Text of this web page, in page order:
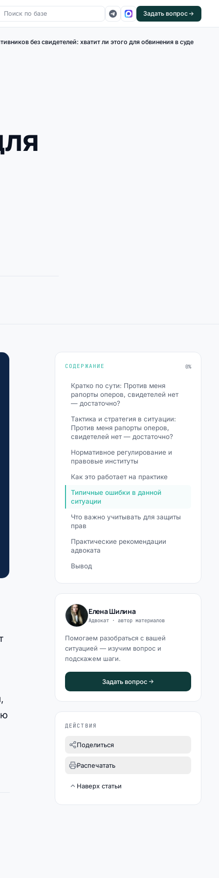
Задать вопрос
без свидетелей: хватит ли этого для обвинения в суде
СОДЕРЖАНИЕ 0%
Кратко по сути: Против меня
рапорты оперов, свидетелей нет
— достаточно?
Тактика и стратегия в ситуации:
Против меня рапорты оперов,
свидетелей нет — достаточно?
Нормативное регулирование и
правовые институты
Как это работает на практике
Типичные ошибки в данной
ситуации
Что важно учитывать для защиты
прав
Практические рекомендации
адвоката
Вывод
Елена Шилина
Адвокат · автор материалов
Помогаем разобраться с вашей
ситуацией — изучим вопрос и
подскажем шаги.
Задать вопрос
ДЕЙСТВИЯ
Поделиться
Распечатать
Наверх статьи